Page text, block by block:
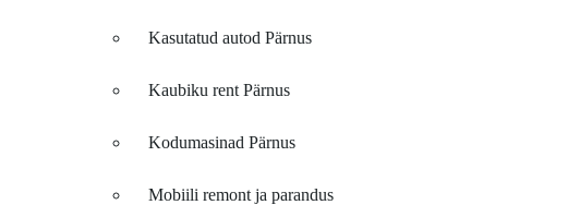
Kasutatud autod Pärnus
Kaubiku rent Pärnus
Kodumasinad Pärnus
Mobiili remont ja parandus